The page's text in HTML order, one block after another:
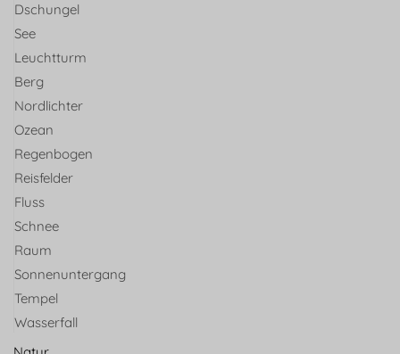
Dschungel
See
Leuchtturm
Berg
Nordlichter
Ozean
Regenbogen
Reisfelder
Fluss
Schnee
Raum
Sonnenuntergang
Tempel
Wasserfall